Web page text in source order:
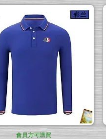
會員方可購買